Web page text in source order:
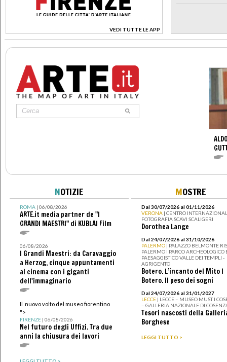
VEDI TUTTE LE APP
>
NOTIZIE
ROMA| 06/08/2026
ARTE.it media partner de "I
GRANDI MAESTRI" di KUBLAI Film
06/08/2026
I Grandi Maestri: da Caravaggio
a Herzog, cinque appuntamenti
al cinema con i giganti
dell'immaginario
Il nuovo volto del museo fiorentino
">
FIRENZE| 06/08/2026
Nel futuro degli Uffizi. Tra due
anni la chiusura dei lavori
MOSTRE
Dal 30/07/2026 al 01/11/2026
VERONA | CENTRO
FOTOGRAFIA SCAVI SCALIGERI
Dorothea Lange
Dal 24/07/2026 al 31/10/2026
PALERMO | PALAZZO BELMONTE
PALERMO I PARCO ARCHEOLOGICO
PAESAGGISTICO VALLE DEI TEMPLI -
AGRIGENTO
Botero. L’incanto del Mito I
Botero. Il peso dei sogni
Dal 24/07/2026 al 31/01/2027
LECCE | LECCE – MUSEO MUST I
– GALLERIA NAZIONALE DI
Tesori nascosti della
Borghese
LEGGI TUTTO >